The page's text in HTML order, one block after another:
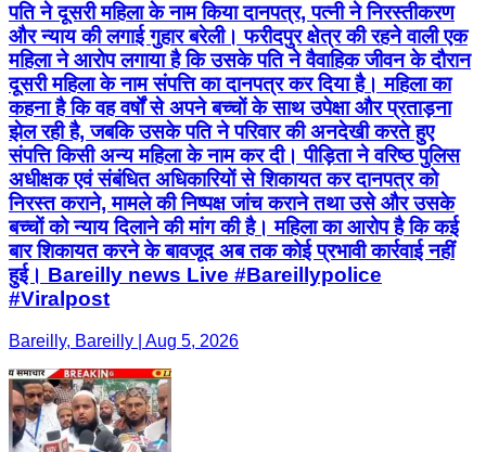
पति ने दूसरी महिला के नाम किया दानपत्र, पत्नी ने निरस्तीकरण
और न्याय की लगाई गुहार बरेली। फरीदपुर क्षेत्र की रहने वाली एक
महिला ने आरोप लगाया है कि उसके पति ने वैवाहिक जीवन के दौरान
दूसरी महिला के नाम संपत्ति का दानपत्र कर दिया है। महिला का
कहना है कि वह वर्षों से अपने बच्चों के साथ उपेक्षा और प्रताड़ना
झेल रही है, जबकि उसके पति ने परिवार की अनदेखी करते हुए
संपत्ति किसी अन्य महिला के नाम कर दी। पीड़िता ने वरिष्ठ पुलिस
अधीक्षक एवं संबंधित अधिकारियों से शिकायत कर दानपत्र को
निरस्त कराने, मामले की निष्पक्ष जांच कराने तथा उसे और उसके
बच्चों को न्याय दिलाने की मांग की है। महिला का आरोप है कि कई
बार शिकायत करने के बावजूद अब तक कोई प्रभावी कार्रवाई नहीं
हुई। Bareilly news Live #Bareillypolice
#Viralpost
Bareilly, Bareilly | Aug 5, 2026